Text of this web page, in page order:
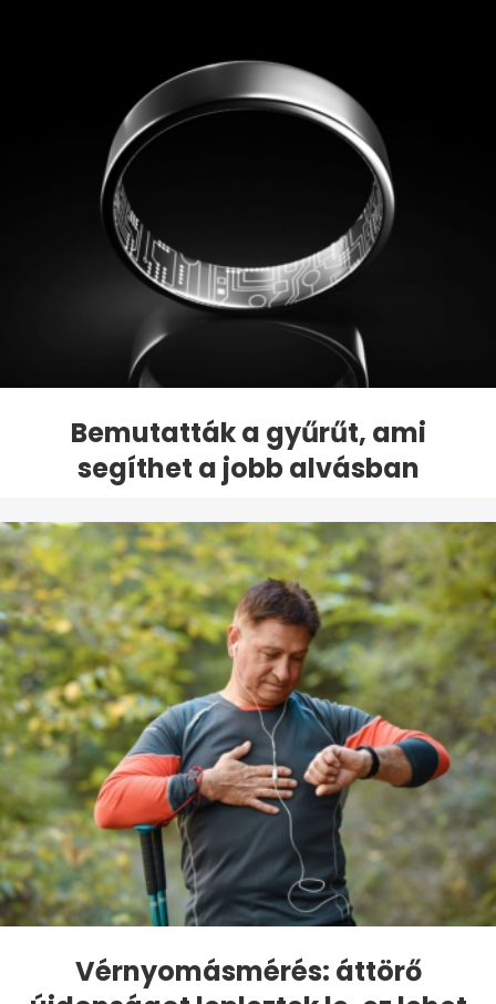
Bemutatták a gyűrűt, ami
segíthet a jobb alvásban
Vérnyomásmérés: áttörő